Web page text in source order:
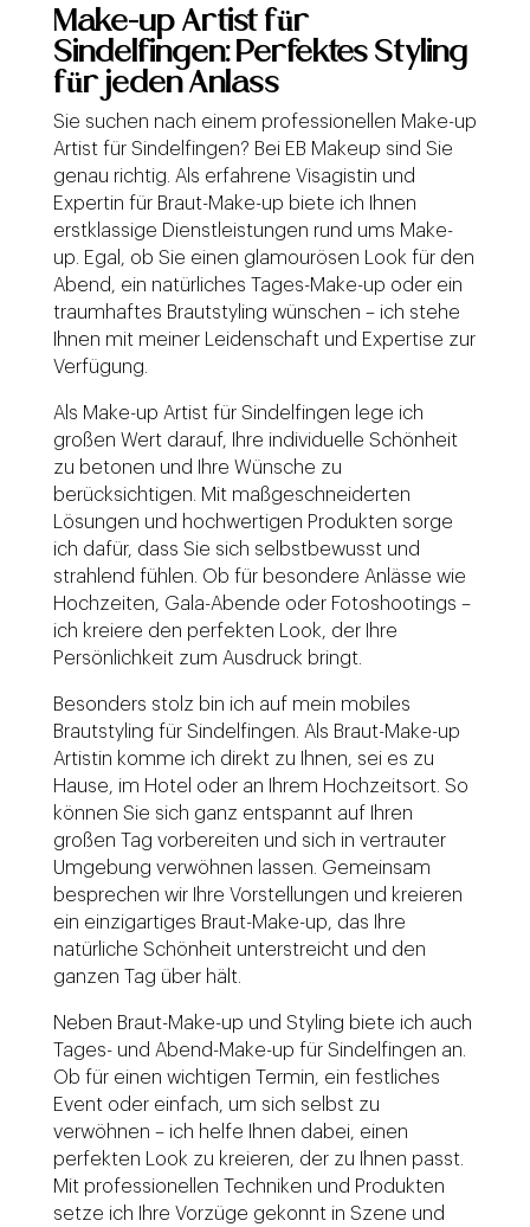
Make-up Artist für
Sindelfingen: Perfektes Styling
für jeden Anlass
Sie suchen nach einem professionellen Make-up
Artist für Sindelfingen? Bei EB Makeup sind Sie
genau richtig. Als erfahrene Visagistin und
Expertin für Braut-Make-up biete ich Ihnen
erstklassige Dienstleistungen rund ums Make-
up. Egal, ob Sie einen glamourösen Look für den
Abend, ein natürliches Tages-Make-up oder ein
traumhaftes Brautstyling wünschen – ich stehe
Ihnen mit meiner Leidenschaft und Expertise zur
Verfügung.
Als Make-up Artist für Sindelfingen lege ich
großen Wert darauf, Ihre individuelle Schönheit
zu betonen und Ihre Wünsche zu
berücksichtigen. Mit maßgeschneiderten
Lösungen und hochwertigen Produkten sorge
ich dafür, dass Sie sich selbstbewusst und
strahlend fühlen. Ob für besondere Anlässe wie
Hochzeiten, Gala-Abende oder Fotoshootings –
ich kreiere den perfekten Look, der Ihre
Persönlichkeit zum Ausdruck bringt.
Besonders stolz bin ich auf mein mobiles
Brautstyling für Sindelfingen. Als Braut-Make-up
Artistin komme ich direkt zu Ihnen, sei es zu
Hause, im Hotel oder an Ihrem Hochzeitsort. So
können Sie sich ganz entspannt auf Ihren
großen Tag vorbereiten und sich in vertrauter
Umgebung verwöhnen lassen. Gemeinsam
besprechen wir Ihre Vorstellungen und kreieren
ein einzigartiges Braut-Make-up, das Ihre
natürliche Schönheit unterstreicht und den
ganzen Tag über hält.
Neben Braut-Make-up und Styling biete ich auch
Tages- und Abend-Make-up für Sindelfingen an.
Ob für einen wichtigen Termin, ein festliches
Event oder einfach, um sich selbst zu
verwöhnen – ich helfe Ihnen dabei, einen
perfekten Look zu kreieren, der zu Ihnen passt.
Mit professionellen Techniken und Produkten
setze ich Ihre Vorzüge gekonnt in Szene und